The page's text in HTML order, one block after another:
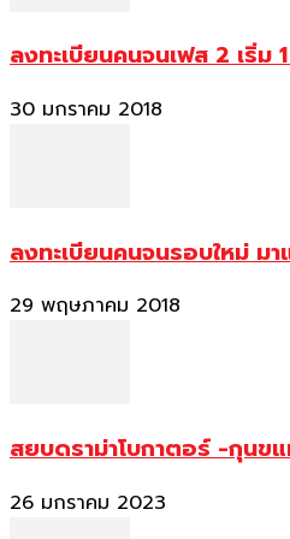
ลงทะเบียนคนจนเฟส 2 เริ่ม
30 มกราคม 2018
ลงทะเบียนคนจนรอบใหม่ ม
29 พฤษภาคม 2018
สยบดราม่าโบกาตอร์ -กุนข
26 มกราคม 2023